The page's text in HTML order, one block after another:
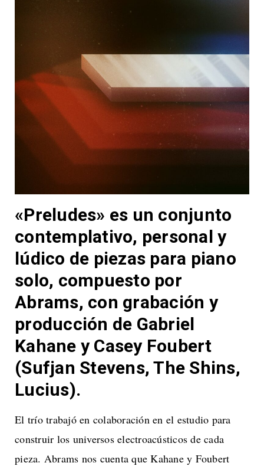
«Preludes» es un conjunto
contemplativo, personal y
lúdico de piezas para piano
solo, compuesto por
Abrams, con grabación y
producción de Gabriel
Kahane y Casey Foubert
(Sufjan Stevens, The Shins,
Lucius).
El trío trabajó en colaboración en el estudio para
construir los universos electroacústicos de cada
pieza. Abrams nos cuenta que Kahane y Foubert